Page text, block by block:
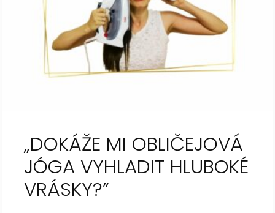
„DOKÁŽE MI OBLIČEJOVÁ
JÓGA VYHLADIT HLUBOKÉ
VRÁSKY?”